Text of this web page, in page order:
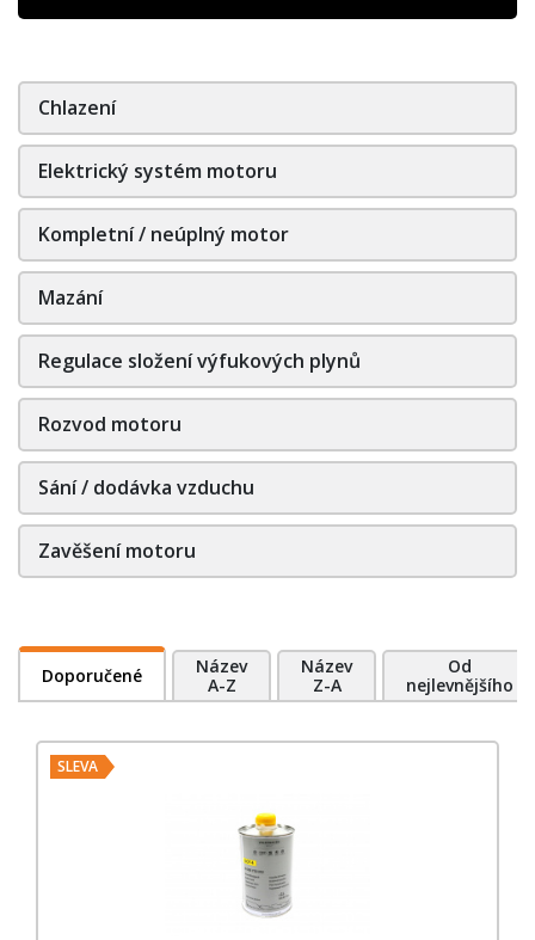
Chlazení
Elektrický systém motoru
Kompletní / neúplný motor
Mazání
Regulace složení výfukových plynů
Rozvod motoru
Sání / dodávka vzduchu
Zavěšení motoru
Doporučené
Název
A-Z
Název
Z-A
Od
nejlevnějšího
SLEVA